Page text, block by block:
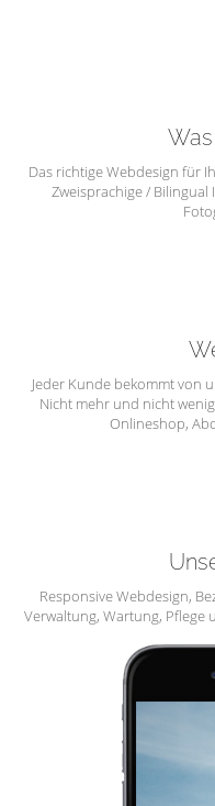
Das richtige Webdesign für
Zweisprachige /
Jeder Kunde bekommt von
Nicht mehr und nicht
Onlineshop,
Responsive Webdesign,
Verwaltung, Wartung, Pflege